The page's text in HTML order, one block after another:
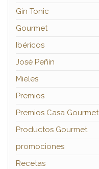
Gin Tonic
Gourmet
Ibéricos
José Peñín
Mieles
Premios
Premios Casa Gourmet
Productos Gourmet
promociones
Recetas